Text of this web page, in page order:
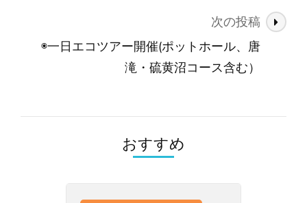
ョ
次の投稿
◉一日エコツアー開催(ポットホール、唐
滝・硫黄沼コース含む）
おすすめ